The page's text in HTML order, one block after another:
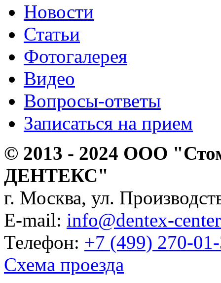
Новости
Статьи
Фотогалерея
Видео
Вопросы-ответы
Записаться на прием
© 2013 - 2024 ООО
ДЕНТЕКС"
г. Москва, ул.
E-mail: info@dentex-
Телефон: +7 (499) 270-
Схема проезда